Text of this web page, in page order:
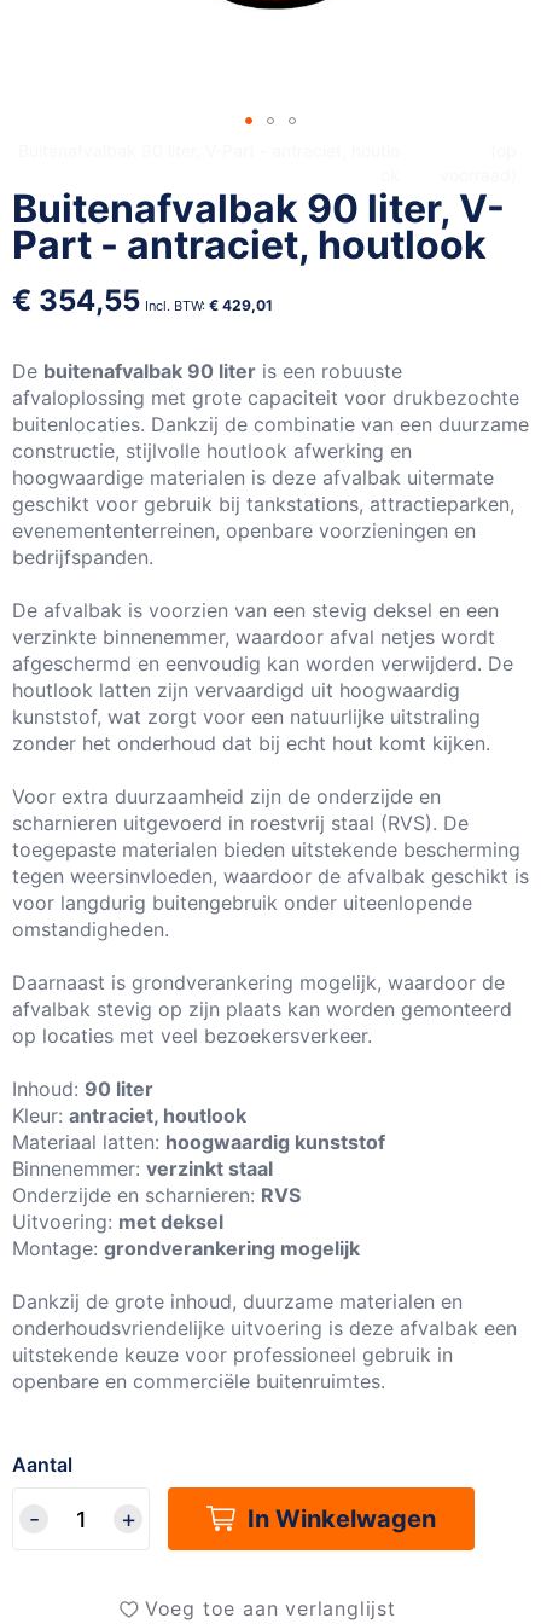
Buitenafvalbak 90 liter, V-
Part - antraciet, houtlook
€ 354,55 € 429,01
De buitenafvalbak 90 liter is een robuuste
afvaloplossing met grote capaciteit voor drukbezochte
buitenlocaties. Dankzij de combinatie van een duurzame
constructie, stijlvolle houtlook afwerking en
hoogwaardige materialen is deze afvalbak uitermate
geschikt voor gebruik bij tankstations, attractieparken,
evenemententerreinen, openbare voorzieningen en
bedrijfspanden.
De afvalbak is voorzien van een stevig deksel en een
verzinkte binnenemmer, waardoor afval netjes wordt
afgeschermd en eenvoudig kan worden verwijderd. De
houtlook latten zijn vervaardigd uit hoogwaardig
kunststof, wat zorgt voor een natuurlijke uitstraling
zonder het onderhoud dat bij echt hout komt kijken.
Voor extra duurzaamheid zijn de onderzijde en
scharnieren uitgevoerd in roestvrij staal (RVS). De
toegepaste materialen bieden uitstekende bescherming
tegen weersinvloeden, waardoor de afvalbak geschikt is
voor langdurig buitengebruik onder uiteenlopende
omstandigheden.
Daarnaast is grondverankering mogelijk, waardoor de
afvalbak stevig op zijn plaats kan worden gemonteerd
op locaties met veel bezoekersverkeer.
Inhoud: 90 liter
Kleur: antraciet, houtlook
Materiaal latten: hoogwaardig kunststof
Binnenemmer: verzinkt staal
Onderzijde en scharnieren: RVS
Uitvoering: met deksel
Montage: grondverankering mogelijk
Dankzij de grote inhoud, duurzame materialen en
onderhoudsvriendelijke uitvoering is deze afvalbak een
uitstekende keuze voor professioneel gebruik in
openbare en commerciële buitenruimtes.
Aantal
In Winkelwagen
Voeg toe aan verlanglijst
het
begin
van
de
afbeeldingen-